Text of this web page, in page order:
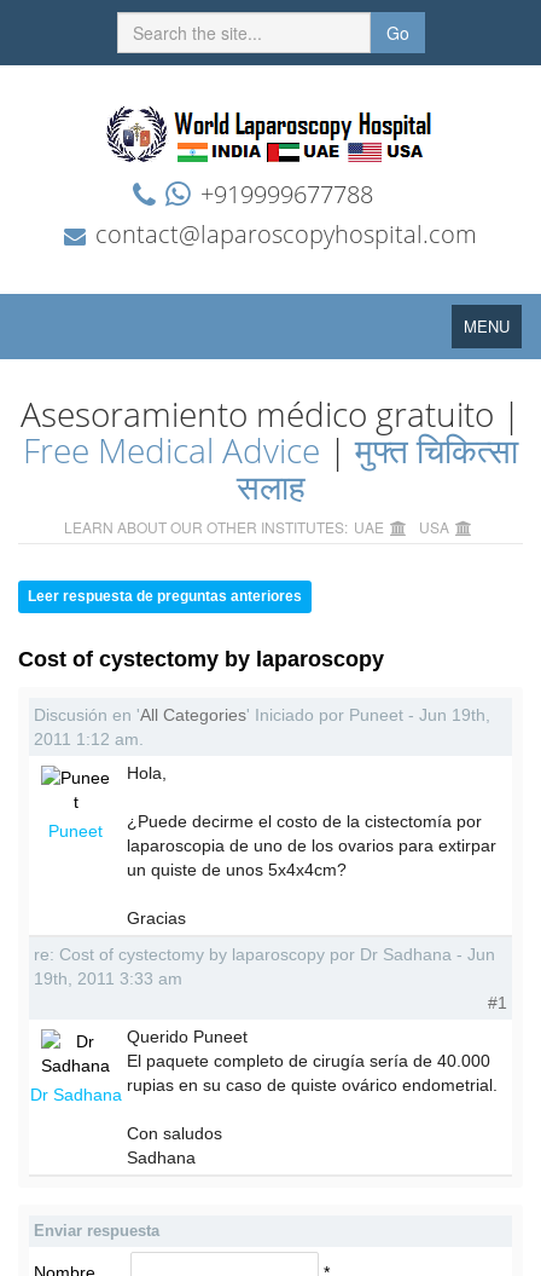
Go
+919999677788
contact@laparoscopyhospital.com
Toggle
navigation
MENU
Asesoramiento médico gratuito |
Free Medical Advice |मुफ्त चिकित्सा
सलाह
LEARN ABOUT OUR OTHER INSTITUTES: UAE USA
Leer respuesta de preguntas anteriores
Cost of cystectomy by laparoscopy
Discusión en 'All Categories' Iniciado por Puneet - Jun 19th,
2011 1:12 am.
Puneet
Hola,
¿Puede decirme el costo de la cistectomía por
laparoscopia de uno de los ovarios para extirpar
un quiste de unos 5x4x4cm?
Gracias
re: Cost of cystectomy by laparoscopy por Dr Sadhana - Jun
19th, 2011 3:33 am
#1
Dr Sadhana
Querido Puneet
El paquete completo de cirugía sería de 40.000
rupias en su caso de quiste ovárico endometrial.
Con saludos
Sadhana
Enviar respuesta